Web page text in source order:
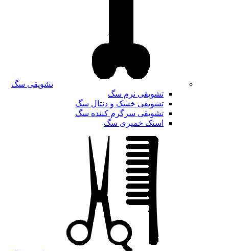
تشویقی سگ
تشویقی نرم سگ
تشویقی خشک و دنتال سگ
تشویقی سرگرم کننده سگ
اسنک خمیری سگ